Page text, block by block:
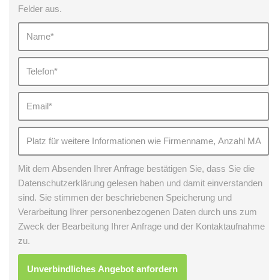
Felder aus.
Mit dem Absenden Ihrer Anfrage bestätigen Sie, dass Sie die
Datenschutzerklärung gelesen haben und damit einverstanden
sind. Sie stimmen der beschriebenen Speicherung und
Verarbeitung Ihrer personenbezogenen Daten durch uns zum
Zweck der Bearbeitung Ihrer Anfrage und der Kontaktaufnahme
zu.